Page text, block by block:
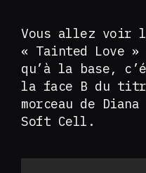
Vous allez voir
« Tainted Love »
qu’à la base,
la face B du
morceau de
Soft Cell.